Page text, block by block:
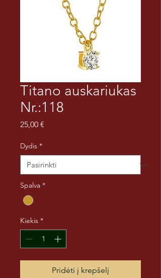
Titano auskariukas
Nr.:118
25,00 €
Dydis *
Spalva *
Kiekis *
Pridėti į krepšelį